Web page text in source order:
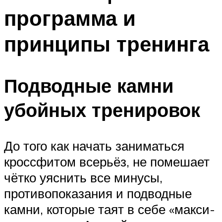
программа и
принципы тренинга
Подводные камни
убойных тренировок
До того как начать заниматься
кроссфитом всерьёз, не помешает
чётко уяснить все минусы,
противопоказания и подводные
камни, которые таят в себе «макси-